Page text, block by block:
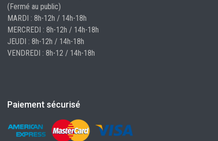
(Fermé au public)
MARDI : 8h-12h / 14h-18h
MERCREDI : 8h-12h / 14h-18h
JEUDI : 8h-12h / 14h-18h
VENDREDI : 8h-12 / 14h-18h
Paiement sécurisé